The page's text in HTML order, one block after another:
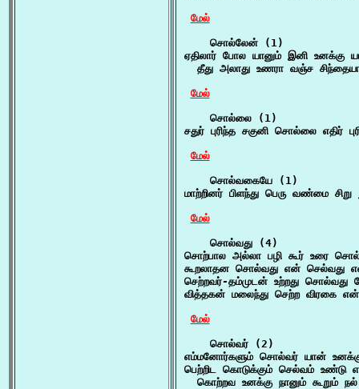
மேல்
    சொல்லேன் (1)
ஏதிலார் போல யானும் இனி உனக்கு
தீது அலாது உணரா வஞ்ச சிந்தையார்
மேல்
    சொல்லை (1)
சதுர் புரிந்த சகுனி சொல்லை எதிர்
மேல்
    சொல்வகையே (1)
மாற்றினர் பிளந்து பெரு வண்மை
மேல்
    சொல்வது (4)
சொற்பால அல்லா பழி கூர் உரை
கூறலாதன சொல்வது என் செல்வது
செற்றவர்-தம்முடன் உற்றது
வித்தகன் மலைந்து செற்ற விரகை
மேல்
    சொல்வர் (2)
எம்மனோர்களும் சொல்வர் யான்
பெற்றிட கொடுக்கும் செல்வம் உண்டு
கொற்றவ உனக்கு நானும் கூறும் நல்